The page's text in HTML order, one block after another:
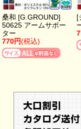
桑和 [G.GROUND]
50625 アームサポー
ター
770円(税込)
[